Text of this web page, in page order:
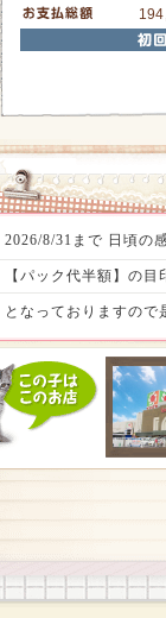
2026/8/31まで 日頃の
【パック代半額】の
となっておりますの
定頭数お迎えしやすい